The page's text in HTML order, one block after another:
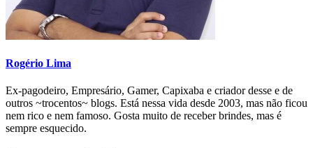
Rogério Lima
Ex-pagodeiro, Empresário, Gamer, Capixaba e criador desse e de
outros ~trocentos~ blogs. Está nessa vida desde 2003, mas não ficou
nem rico e nem famoso. Gosta muito de receber brindes, mas é
sempre esquecido.